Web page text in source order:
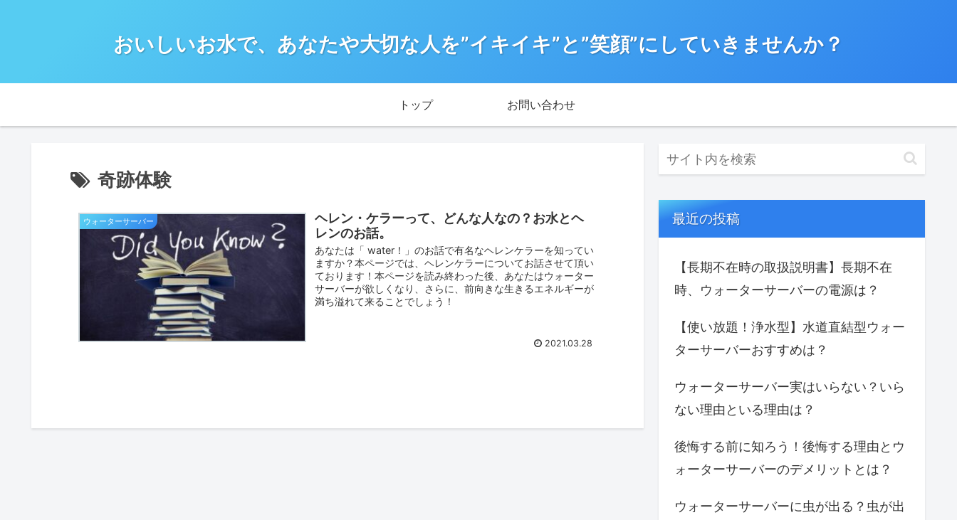
おいしいお水で、あなたや大切な人を”イキイキ”と”笑顔”にしていきませんか？
トップ お問い合わせ
奇跡体験
ウォーターサーバー
ヘレン・ケラーって、どんな人なの？お水とヘ
レンのお話。
あなたは「 water！」のお話で有名なヘレンケラーを知ってい
ますか？本ページでは、ヘレンケラーについてお話させて頂い
ております！本ページを読み終わった後、あなたはウォーター
サーバーが欲しくなり、さらに、前向きな生きるエネルギーが
満ち溢れて来ることでしょう！
2021.03.28
最近の投稿
【長期不在時の取扱説明書】長期不在
時、ウォーターサーバーの電源は？
【使い放題！浄水型】水道直結型ウォー
ターサーバーおすすめは？
ウォーターサーバー実はいらない？いら
ない理由といる理由は？
後悔する前に知ろう！後悔する理由とウ
ォーターサーバーのデメリットとは？
ウォーターサーバーに虫が出る？虫が出